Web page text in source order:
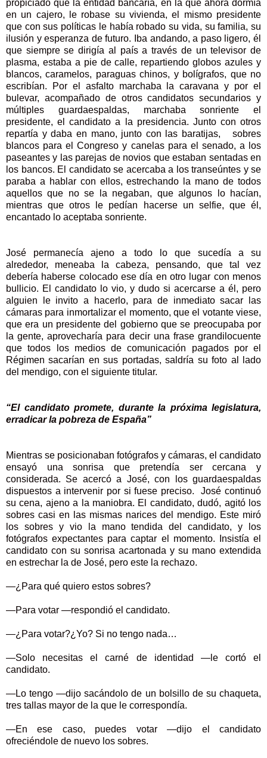
propiciado que la entidad bancaría, en la que ahora dormía
en un cajero, le robase su vivienda, el mismo presidente
que con sus políticas le había robado su vida, su familia, su
ilusión y esperanza de futuro. Iba andando, a paso ligero, él
que siempre se dirigía al país a través de un televisor de
plasma, estaba a pie de calle, repartiendo globos azules y
blancos, caramelos, paraguas chinos, y bolígrafos, que no
escribían. Por el asfalto marchaba la caravana y por el
bulevar, acompañado de otros candidatos secundarios y
múltiples guardaespaldas, marchaba sonriente el
presidente, el candidato a la presidencia. Junto con otros
repartía y daba en mano, junto con las baratijas, sobres
blancos para el Congreso y canelas para el senado, a los
paseantes y las parejas de novios que estaban sentadas en
los bancos. El candidato se acercaba a los transeúntes y se
paraba a hablar con ellos, estrechando la mano de todos
aquellos que no se la negaban, que algunos lo hacían,
mientras que otros le pedían hacerse un selfie, que él,
encantado lo aceptaba sonriente.
José permanecía ajeno a todo lo que sucedía a su
alrededor, meneaba la cabeza, pensando, que tal vez
debería haberse colocado ese día en otro lugar con menos
bullicio. El candidato lo vio, y dudo si acercarse a él, pero
alguien le invito a hacerlo, para de inmediato sacar las
cámaras para inmortalizar el momento, que el votante viese,
que era un presidente del gobierno que se preocupaba por
la gente, aprovecharía para decir una frase grandilocuente
que todos los medios de comunicación pagados por el
Régimen sacarían en sus portadas, saldría su foto al lado
del mendigo, con el siguiente titular.
“El candidato promete, durante la próxima legislatura,
erradicar la pobreza de España”
Mientras se posicionaban fotógrafos y cámaras, el candidato
ensayó una sonrisa que pretendía ser cercana y
considerada. Se acercó a José, con los guardaespaldas
dispuestos a intervenir por si fuese preciso. José continuó
su cena, ajeno a la maniobra. El candidato, dudó, agitó los
sobres casi en las mismas narices del mendigo. Este miró
los sobres y vio la mano tendida del candidato, y los
fotógrafos expectantes para captar el momento. Insistía el
candidato con su sonrisa acartonada y su mano extendida
en estrechar la de José, pero este la rechazo.
—¿Para qué quiero estos sobres?
—Para votar —respondió el candidato.
—¿Para votar?¿Yo? Si no tengo nada…
—Solo necesitas el carné de identidad —le cortó el
candidato.
—Lo tengo —dijo sacándolo de un bolsillo de su chaqueta,
tres tallas mayor de la que le correspondía.
—En ese caso, puedes votar —dijo el candidato
ofreciéndole de nuevo los sobres.